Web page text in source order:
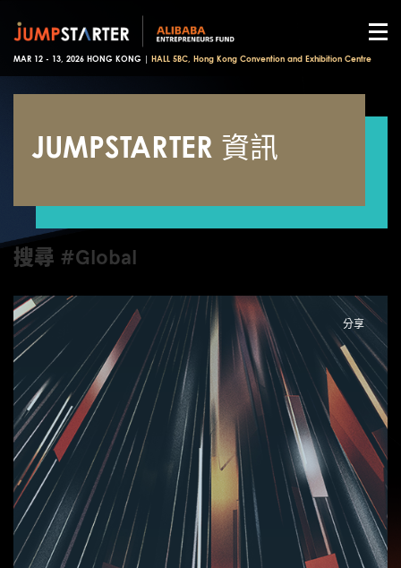
MAR 12 - 13, 2026 HONG KONG | HALL 5BC, Hong Kong Convention and Exhibition Centre
JUMPSTARTER 資訊
搜尋 #Global
分享